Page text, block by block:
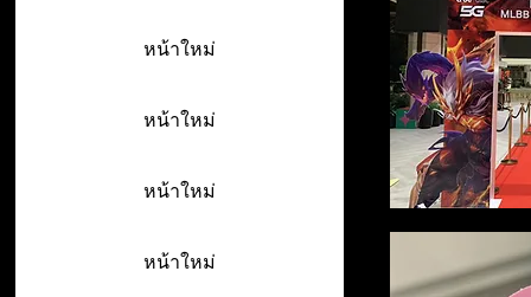
หน้าใหม่
หน้าใหม่
หน้าใหม่
หน้าใหม่